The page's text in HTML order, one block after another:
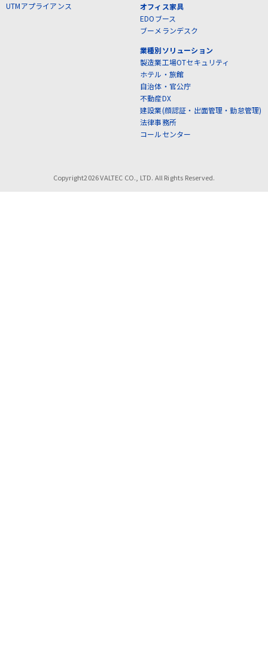
UTMアプライアンス
オフィス家具
EDOブース
ブーメランデスク
業種別ソリューション
製造業工場OTセキュリティ
ホテル・旅館
自治体・官公庁
不動産DX
建設業(顔認証・出面管理・勤怠管理)
法律事務所
コールセンター
Copyright2026 VALTEC CO., LTD. All Rights Reserved.